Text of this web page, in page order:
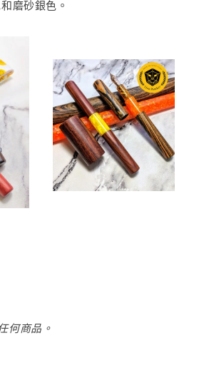
磨砂銀色。
何商品。